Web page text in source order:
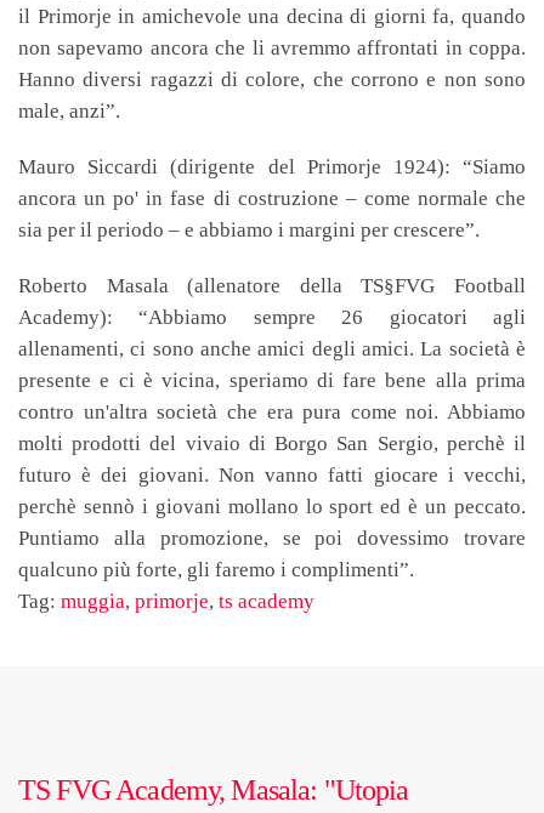
il Primorje in amichevole una decina di giorni fa, quando
non sapevamo ancora che li avremmo affrontati in coppa.
Hanno diversi ragazzi di colore, che corrono e non sono
male, anzi”.
Mauro Siccardi(dirigente del Primorje 1924): “Siamo
ancora un po' in fase di costruzione – come normale che
sia per il periodo – e abbiamo i margini per crescere”.
Roberto Masala(allenatore della TS§FVG Football
Academy): “Abbiamo sempre 26 giocatori agli
allenamenti, ci sono anche amici degli amici. La società è
presente e ci è vicina, speriamo di fare bene alla prima
contro un'altra società che era pura come noi. Abbiamo
molti prodotti del vivaio di Borgo San Sergio, perchè il
futuro è dei giovani. Non vanno fatti giocare i vecchi,
perchè sennò i giovani mollano lo sport ed è un peccato.
Puntiamo alla promozione, se poi dovessimo trovare
qualcuno più forte, gli faremo i complimenti”.
Tag: muggia, primorje, ts academy
TS FVG Academy, Masala: "Utopia